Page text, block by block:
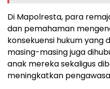
Di Mapolresta, para
dan pemahaman
konsekuensi hukum yang
masing-masing juga
anak mereka sekaligus
meningkatkan